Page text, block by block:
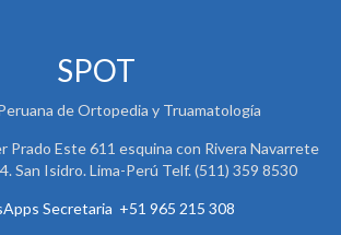
SPOT
de Ortopedia y Truamatología
Prado Este 611 esquina con Rivera Navarrete
San Isidro. Lima-Perú Telf. (511) 359 8530
Secretaria +51 965 215 308